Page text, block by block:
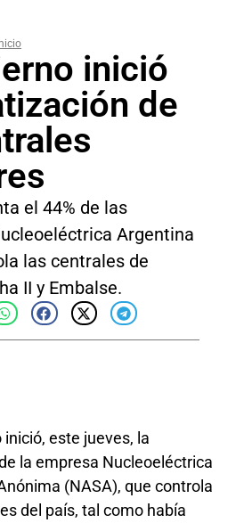
inició
de
el 44% de las
Argentina
las centrales de
II y Embalse.
inició, este jueves, la
la empresa Nucleoeléctrica
(NASA), que controla
del país, tal como había